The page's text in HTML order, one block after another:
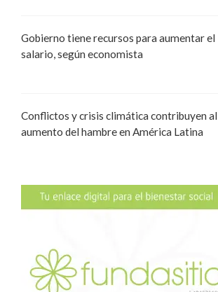
Gobierno tiene recursos para aumentar el
salario, según economista
Conflictos y crisis climática contribuyen al
aumento del hambre en América Latina